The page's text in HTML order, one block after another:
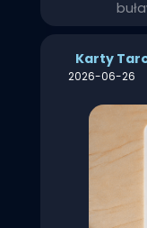
Karty
2026-06-26